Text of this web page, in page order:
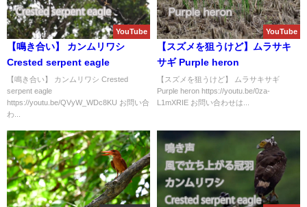
YouTube
【鳴き合い】 カンムリワシ
Crested serpent eagle
【鳴き合い】 カンムリワシ Crested
serpent eagle
https://youtu.be/QVyW_WDc8KU お問い合
わ...
YouTube
【スズメを狙うけど】ムラサキ
サギ Purple heron
【スズメを狙うけど】 ムラサキサギ
Purple heron https://youtu.be/0za-
L1mXRIE お問い合わせは...